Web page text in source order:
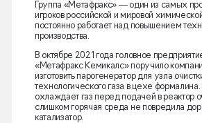
Группа «Метафракс» — один из самых
игроков российской и мировой
постоянно работает над повышением
производства.
В октябре 2021 года головное
«Метафракс Кемикалс» поручило
изготовить парогенератор для узла
технологического газа в цехе формалина.
охлаждает газ перед подачей в реактор
слишком горячая среда не повредила
катализатор.